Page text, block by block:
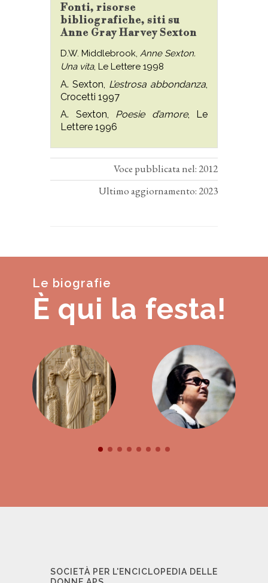
Fonti, risorse
bibliografiche, siti su
Anne Gray Harvey Sexton
D.W. Middlebrook, Anne Sexton.
Una vita, Le Lettere 1998
A. Sexton, L’estrosa abbondanza
Crocetti 1997
A. Sexton, Poesie d’amore, Le
Lettere 1996
Voce pubblicata nel: 2012
Ultimo aggiornamento: 2023
Le biografie
È qui la festa!
SOCIETÀ PER L'ENCICLOPEDIA DELLE